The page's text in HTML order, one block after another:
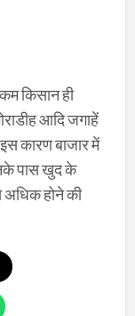
किसान ही
आदि जगाहें
कारण बाजार में
पास खुद के
होने की